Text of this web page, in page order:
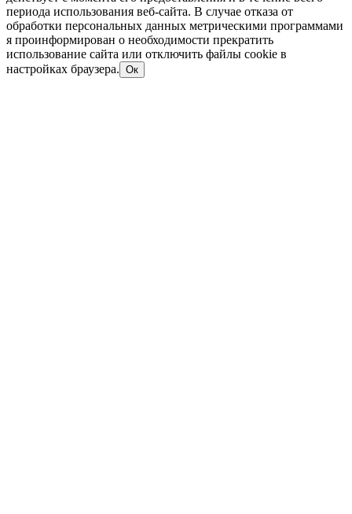
периода использования веб-сайта. В случае отказа от
обработки персональных данных метрическими программами
я проинформирован о необходимости прекратить
использование сайта или отключить файлы cookie в
настройках браузера. Ок